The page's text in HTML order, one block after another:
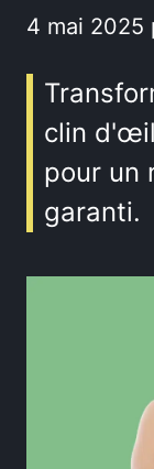
4 mai 2025
clin
pour un
garanti.